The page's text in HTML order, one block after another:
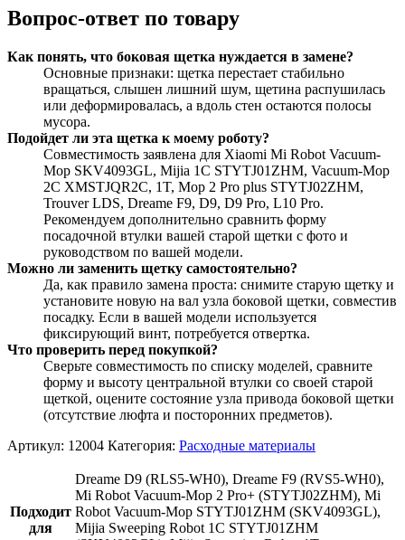
Вопрос-ответ по товару
Как понять, что боковая щетка нуждается в замене?
Основные признаки: щетка перестает стабильно
вращаться, слышен лишний шум, щетина распушилась
или деформировалась, а вдоль стен остаются полосы
мусора.
Подойдет ли эта щетка к моему роботу?
Совместимость заявлена для Xiaomi Mi Robot Vacuum-
Mop SKV4093GL, Mijia 1C STYTJ01ZHM, Vacuum-Mop
2C XMSTJQR2C, 1T, Mop 2 Pro plus STYTJ02ZHM,
Trouver LDS, Dreame F9, D9, D9 Pro, L10 Pro.
Рекомендуем дополнительно сравнить форму
посадочной втулки вашей старой щетки с фото и
руководством по вашей модели.
Можно ли заменить щетку самостоятельно?
Да, как правило замена проста: снимите старую щетку и
установите новую на вал узла боковой щетки, совместив
посадку. Если в вашей модели используется
фиксирующий винт, потребуется отвертка.
Что проверить перед покупкой?
Сверьте совместимость по списку моделей, сравните
форму и высоту центральной втулки со своей старой
щеткой, оцените состояние узла привода боковой щетки
(отсутствие люфта и посторонних предметов).
Артикул: 12004 Категория: Расходные материалы
Подходит
для
Dreame D9 (RLS5-WH0), Dreame F9 (RVS5-WH0),
Mi Robot Vacuum-Mop 2 Pro+ (STYTJ02ZHM), Mi
Robot Vacuum-Mop STYTJ01ZHM (SKV4093GL),
Mijia Sweeping Robot 1C STYTJ01ZHM